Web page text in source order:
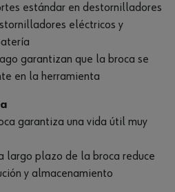
estándar en destornilladores
eléctricos y
garantizan que la broca se
en la herramienta
garantiza una vida útil muy
largo plazo de la broca reduce
y almacenamiento